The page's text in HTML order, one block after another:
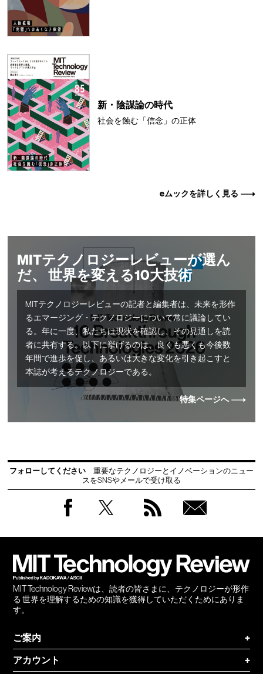
新・陰謀論の時代
社会を蝕む「信念」の正体
eムックを詳しく見る
MITテクノロジーレビューが選ん
だ、 世界を変える10大技術
MITテクノロジーレビューの記者と編集者は、未来を形作
るエマージング・テクノロジーについて常に議論してい
る。年に一度、私たちは現状を確認し、その見通しを読
者に共有する。以下に挙げるのは、良くも悪くも今後数
年間で進歩を促し、あるいは大きな変化を引き起こすと
本誌が考えるテクノロジーである。
特集ページへ
フォローしてください
重要なテクノロジーとイノベーションのニュー
スをSNSやメールで受け取る
MIT Technology Reviewは、読者の皆さまに、テクノロジーが形作
る 世界を理解するための知識を獲得していただくためにありま
す。
ご案内
+
アカウント
+